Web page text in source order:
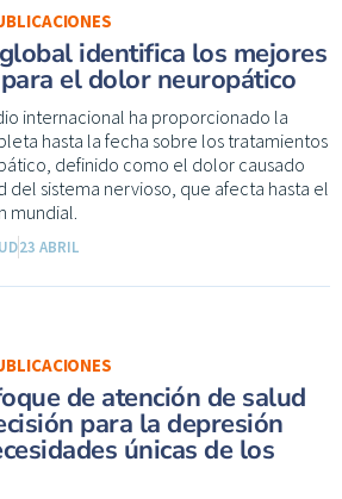
identifica los mejores
el dolor neuropático
internacional ha proporcionado la
hasta la fecha sobre los tratamientos
definido como el dolor causado
del sistema nervioso, que afecta hasta el
mundial.
23 ABRIL
de atención de salud
para la depresión
únicas de los